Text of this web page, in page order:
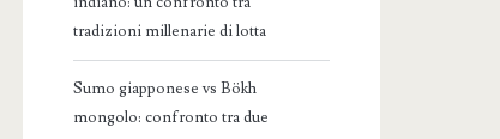
tradizioni millenarie di lotta
Sumo giapponese vs Bökh
mongolo: confronto tra due